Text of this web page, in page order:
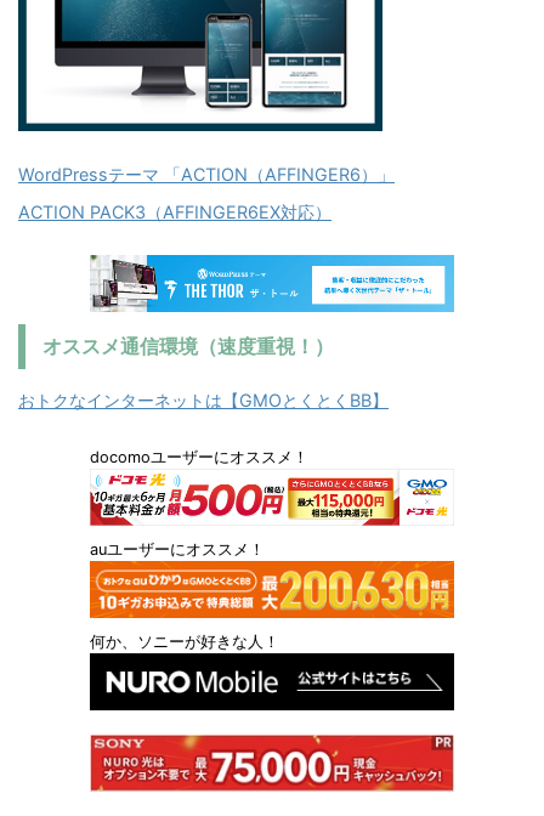
WordPressテーマ 「ACTION（AFFINGER6）」
ACTION PACK3（AFFINGER6EX対応）
オススメ通信環境（速度重視！）
おトクなインターネットは【GMOとくとくBB】
docomoユーザーにオススメ！
auユーザーにオススメ！
何か、ソニーが好きな人！